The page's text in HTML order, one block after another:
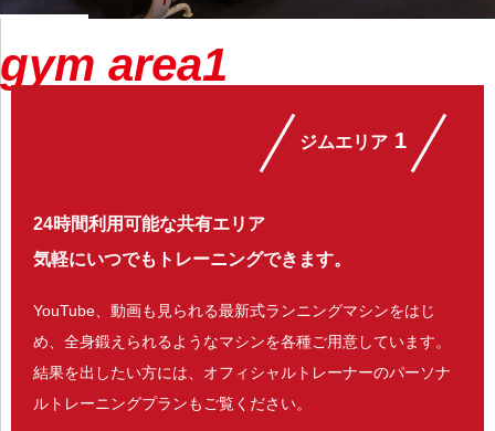
gym area1
ジムエリア 1
24時間利用可能な共有エリア
気軽にいつでもトレーニングできます。
YouTube、動画も見られる最新式ランニングマシンをはじ
め、全身鍛えられるようなマシンを各種ご用意しています。
結果を出したい方には、オフィシャルトレーナーのパーソナ
ルトレーニングプランもご覧ください。